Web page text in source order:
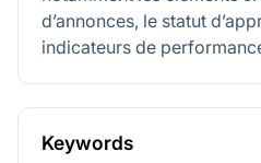
d’annonces, le statut
indicateurs de
Keywords